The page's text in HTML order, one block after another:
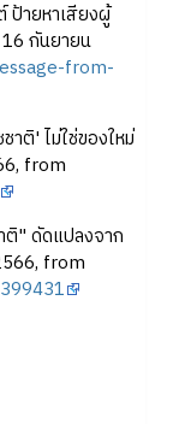
ายหาเสียงผู้
กันยายน
from-
าติ' ไม่ใช่ของใหม่
from
ติ" ดัดแปลงจาก
from